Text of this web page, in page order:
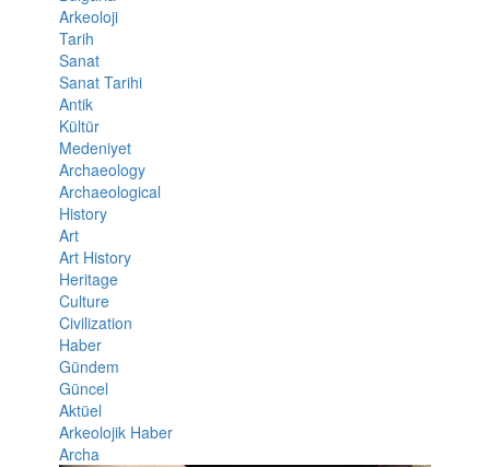
Arkeoloji
Tarih
Sanat
Sanat Tarihi
Antik
Kültür
Medeniyet
Archaeology
Archaeological
History
Art
Art History
Heritage
Culture
Civilization
Haber
Gündem
Güncel
Aktüel
Arkeolojik Haber
Archa